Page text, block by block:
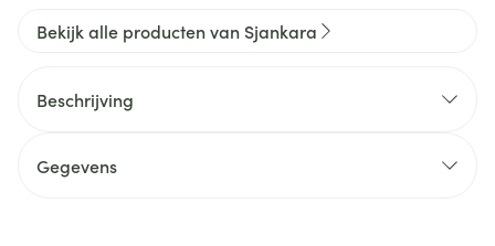
Bekijk alle producten van Sjankara
Beschrijving
Gegevens